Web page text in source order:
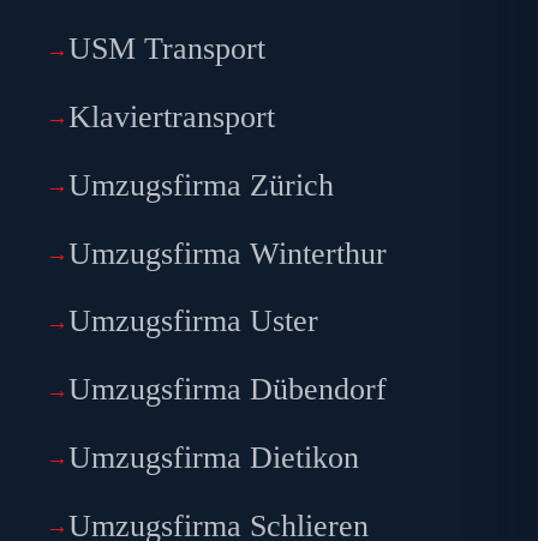
USM Transport
Klaviertransport
Umzugsfirma Zürich
Umzugsfirma Winterthur
Umzugsfirma Uster
Umzugsfirma Dübendorf
Umzugsfirma Dietikon
Umzugsfirma Schlieren